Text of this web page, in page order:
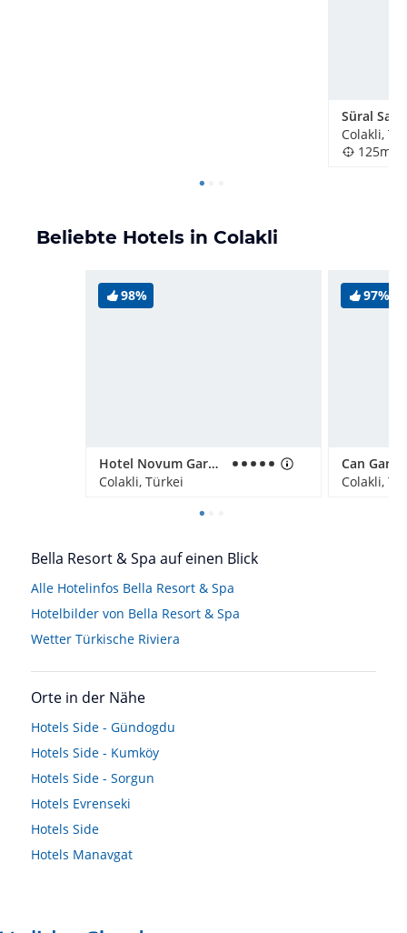
Süral
Colakli,
125m
Beliebte Hotels in Colakli
98%
Hotel Novum Garden Side
Colakli, Türkei
97%
Can
Colakli,
Bella Resort & Spa auf einen Blick
Alle Hotelinfos Bella Resort & Spa
Hotelbilder von Bella Resort & Spa
Wetter Türkische Riviera
Orte in der Nähe
Hotels Side - Gündogdu
Hotels Side - Kumköy
Hotels Side - Sorgun
Hotels Evrenseki
Hotels Side
Hotels Manavgat